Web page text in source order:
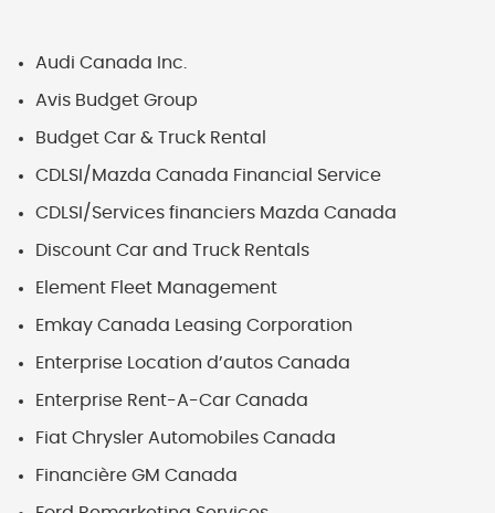
Audi Canada Inc.
Avis Budget Group
Budget Car & Truck Rental
CDLSI/Mazda Canada Financial Service
CDLSI/Services financiers Mazda Canada
Discount Car and Truck Rentals
Element Fleet Management
Emkay Canada Leasing Corporation
Enterprise Location d’autos Canada
Enterprise Rent-A-Car Canada
Fiat Chrysler Automobiles Canada
Financière GM Canada